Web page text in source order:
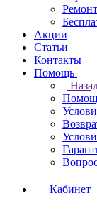
Акции
Статьи
Контакты
Помощь
Кабинет